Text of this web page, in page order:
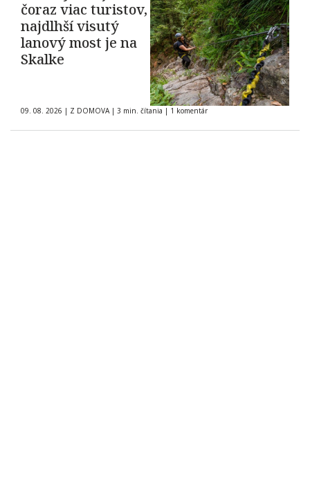
čoraz viac turistov,
najdlhší visutý
lanový most je na
Skalke
09. 08. 2026 | Z DOMOVA | 3 min. čítania | 1 komentár